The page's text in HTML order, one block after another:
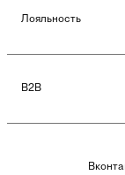
Лояльность
B2B